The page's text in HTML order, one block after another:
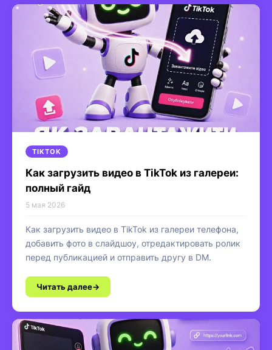
TIKTOK
Как загрузить видео в TikTok из галереи:
полный гайд
5 мая 2026
Как загрузить видео в TikTok из галереи телефона,
добавить фото в слайдшоу, отредактировать ролик
перед публикацией и отправить другу в DM.
Читать далее